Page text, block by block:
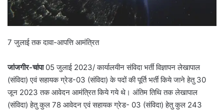
7 जुलाई तक दावा-आपत्ति आमंत्रित
जांजगीर-चांपा05 जुलाई 2023/ कार्यालयीन संविदा भर्ती विज्ञापन लेखापाल
(संविदा) एवं सहायक ग्रेड-03 (संविदा) के पदों की पूर्ति भर्ती किये जाने हेतु 30
जून 2023 तक आवेदन आमंत्रित किये गये थे। अंतिम तिथि तक लेखापाल
(संविदा) हेतु कुल 78 आवेदन एवं सहायक ग्रेड- 03 (संविदा) हेतु कुल 243